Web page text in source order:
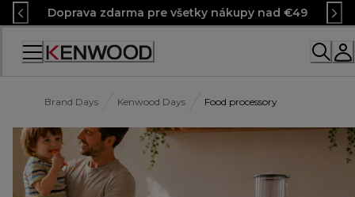
Skip
to
Content
Doprava zdarma pre všetky nákupy nad €49
Brand Days Kenwood Days Food processory